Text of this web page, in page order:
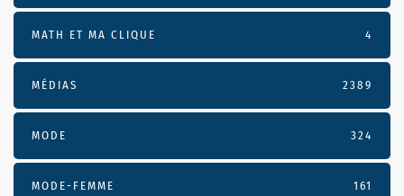
MATH ET MA CLIQUE 4
MÉDIAS 2389
MODE 324
MODE-FEMME 161